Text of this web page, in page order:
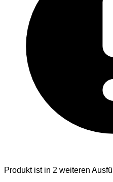
Produkt ist in 2 weiteren